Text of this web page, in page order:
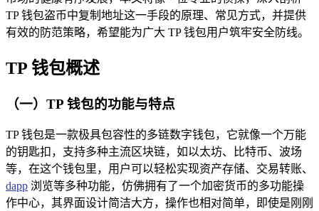
TP 钱包盗币中复制地址这一手段的原理、常见方式，并提供
有效的防范策略，希望能为广大 TP 钱包用户筑牢安全防线。
TP 钱包概述
（一）TP 钱包的功能与特点
TP 钱包是一款极具包容性的多链数字钱包，它就像一个万能
的钥匙扣，支持多种主流区块链，如以太坊、比特币、波场
等，在这个钱包里，用户可以轻松实现资产存储、交易转账、
dapp 浏览等多种功能，仿佛拥有了一个加密货币的多功能操
作中心，其界面设计简洁大方，操作也相对简单，即使是刚刚